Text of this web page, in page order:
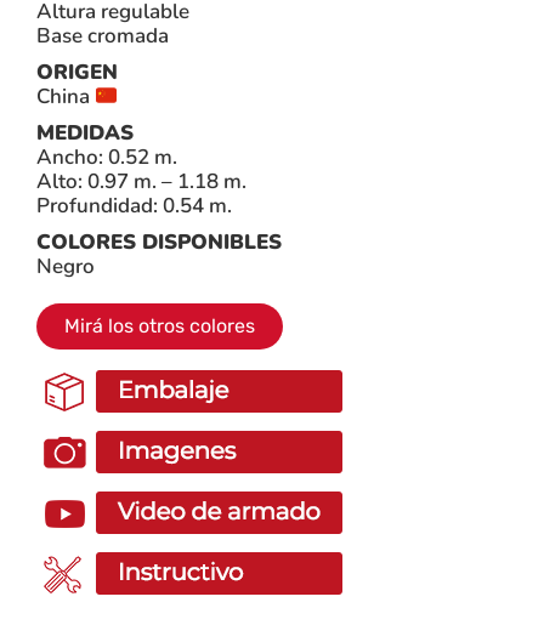
Altura regulable
Base cromada
ORIGEN
China
MEDIDAS
Ancho: 0.52 m.
Alto: 0.97 m. – 1.18 m.
Profundidad: 0.54 m.
COLORES DISPONIBLES
Negro
Mirá los otros colores